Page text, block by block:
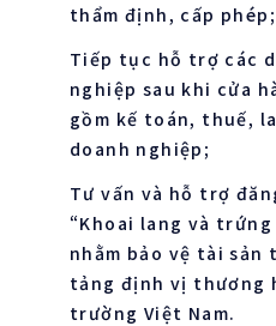
thẩm định, cấp phép;
Tiếp tục hỗ trợ các
nghiệp sau khi cửa
gồm kế toán, thuế,
doanh nghiệp;
Tư vấn và hỗ trợ
“Khoai lang và trứng
nhằm bảo vệ tài sản
tảng định vị thương
trường Việt Nam.